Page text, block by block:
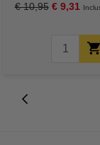
€ 10,95 € 9,31